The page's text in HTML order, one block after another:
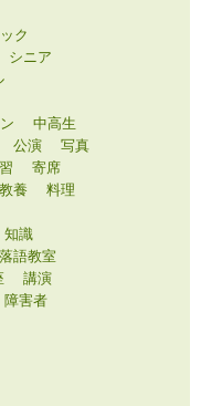
ク
シニア
中高生
公演
写真
寄席
教養
料理
知識
落語教室
講演
障害者